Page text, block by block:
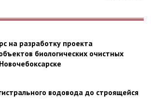
на разработку проекта
биологических очистных
водовода до строящейся